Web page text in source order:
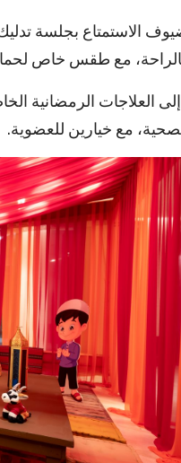
مع طقس خاص لحمام القدمين
إلى العلاجات الرمضانية
مع خيارين للعضوية.